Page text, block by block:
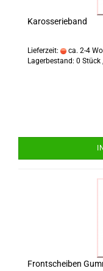
Karosserieband
Lieferzeit: ca. 2-4
Lagerbestand: 0
Frontscheiben